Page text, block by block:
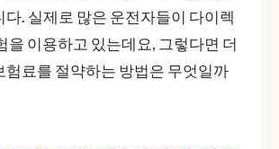
다. 실제로 많은 운전자들이 다이렉
을 이용하고 있는데요, 그렇다면 더
험료를 절약하는 방법은 무엇일까